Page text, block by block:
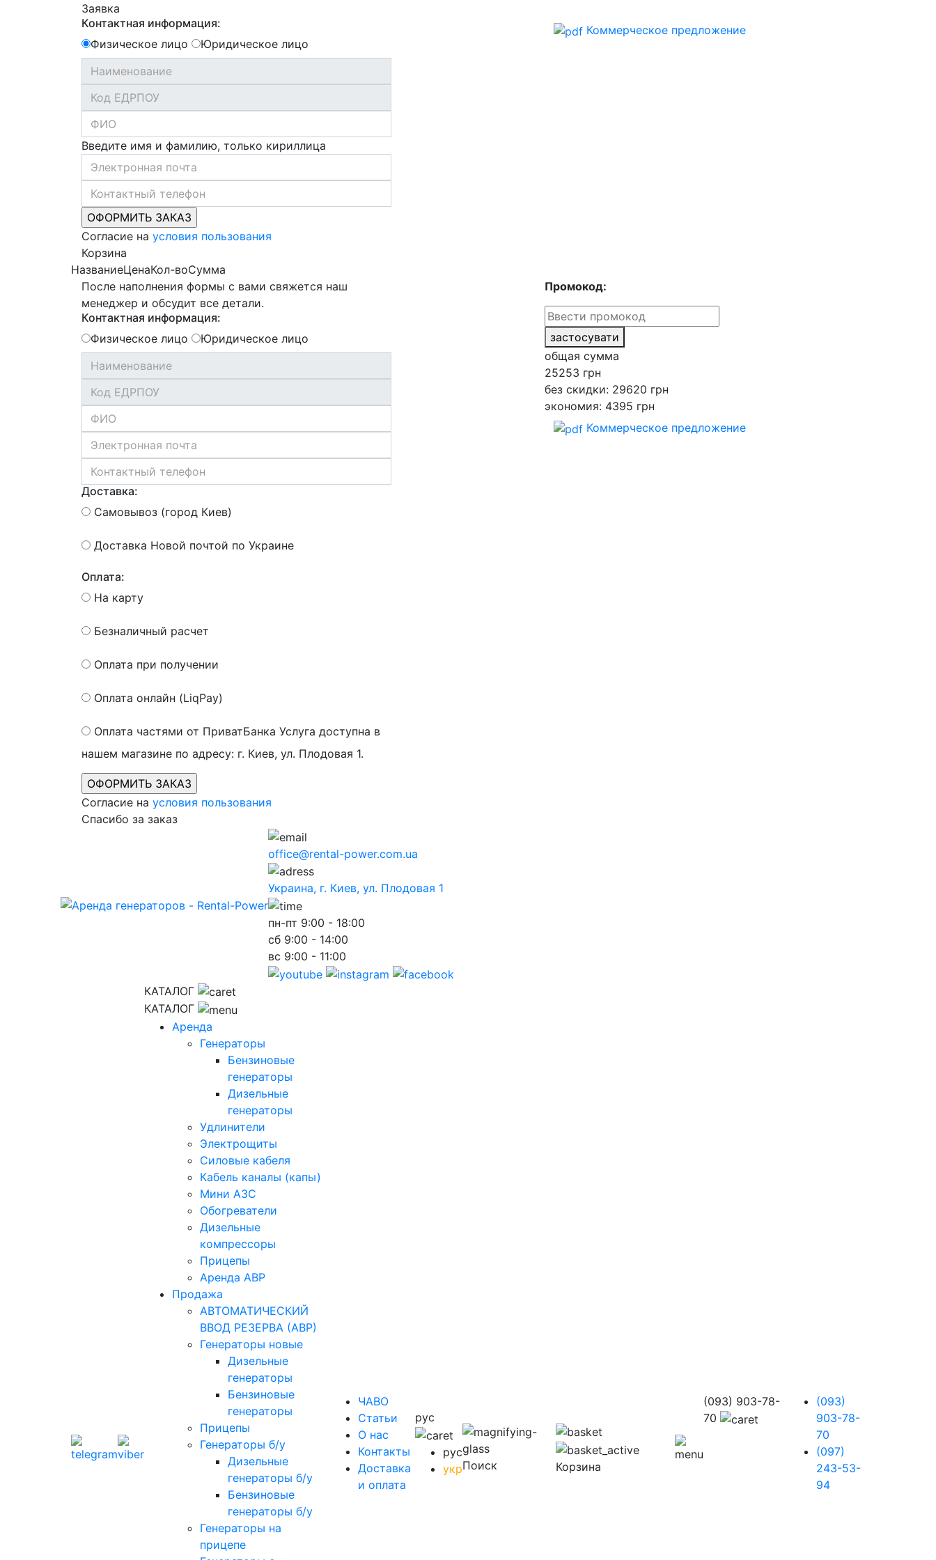
Заявка
Контактная информация:
Физическое лицо
Юридическое лицо
Введите имя и фамилию, только кириллица
Согласие на условия пользования
Коммерческое предложение
Корзина
НазваниеЦенаКол-воСумма
После наполнения формы с вами свяжется наш
менеджер и обсудит все детали.
Контактная информация:
Физическое лицо
Юридическое лицо
Доставка:
Самовывоз (город Киев)
Доставка Новой почтой по Украине
Оплата:
На карту
Безналичный расчет
Оплата при получении
Оплата онлайн (LiqPay)
Оплата частями от ПриватБанка Услуга доступна в
нашем магазине по адресу: г. Киев, ул. Плодовая 1.
Согласие на условия пользования
Промокод:
застосувати
общая сумма
25253 грн
без скидки: 29620 грн
экономия: 4395 грн
Коммерческое предложение
Спасибо за заказ
office@rental-power.com.ua
Украина, г. Киев, ул. Плодовая 1
пн-пт 9:00 - 18:00
сб 9:00 - 14:00
вс 9:00 - 11:00
КАТАЛОГ
КАТАЛОГ
Аренда
Генераторы
Бензиновые
генераторы
Дизельные
генераторы
Удлинители
Электрощиты
Силовые кабеля
Кабель каналы (капы)
Мини АЗС
Обогреватели
Дизельные
компрессоры
Прицепы
Аренда АВР
Продажа
АВТОМАТИЧЕСКИЙ
ВВОД РЕЗЕРВА (АВР)
Генераторы новые
Дизельные
генераторы
Бензиновые
генераторы
Прицепы
Генераторы б/у
Дизельные
генераторы б/у
Бензиновые
генераторы б/у
Генераторы на
прицепе
ЧАВО
Cтатьи
O нас
Контакты
Доставка
и оплата
рус
рус
укрПоиск Корзина
(093) 903-78-
70
(093)
903-78-
70
(097)
243-53-
94